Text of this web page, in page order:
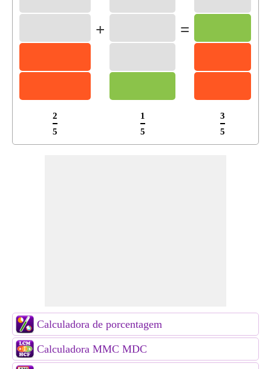
2
5
+
1
5
=
3
5
Calculadora de porcentagem
Calculadora MMC MDC